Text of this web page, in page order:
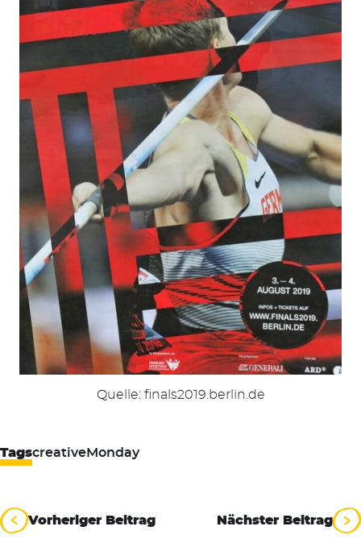
Quelle: finals2019.berlin.de
TagscreativeMonday
Beitragsnavigation
Vorheriger Beitrag Nächster Beitrag